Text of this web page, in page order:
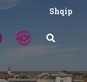
Shqip